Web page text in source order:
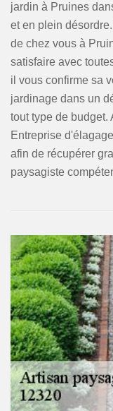
jardin à Pruines
et en plein
de chez vous à
satisfaire avec
il vous confirme sa
jardinage dans un
tout type de budget.
Entreprise
afin de récupérer
paysagiste